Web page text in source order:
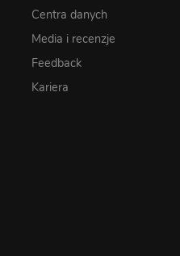
Centra danych
Media i recenzje
Feedback
Kariera